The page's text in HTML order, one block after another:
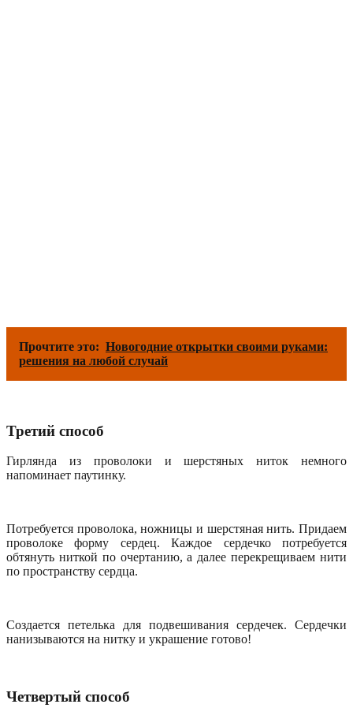
Прочтите это: Новогодние открытки своими руками:
решения на любой случай
Третий способ
Гирлянда из проволоки и шерстяных ниток немного
напоминает паутинку.
Потребуется проволока, ножницы и шерстяная нить. Придаем
проволоке форму сердец. Каждое сердечко потребуется
обтянуть ниткой по очертанию, а далее перекрещиваем нити
по пространству сердца.
Создается петелька для подвешивания сердечек. Сердечки
нанизываются на нитку и украшение готово!
Четвертый способ